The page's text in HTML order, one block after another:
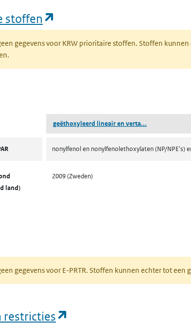
stoffen
gegevens voor KRW prioritaire stoffen. Stoffen
geëthoxyleerd lineair en verta...
nonylfenol en nonylfenolethoxylaten (NP/NPE's)
land)
2009 (Zweden)
gegevens voor E-PRTR. Stoffen kunnen echter tot
restricties